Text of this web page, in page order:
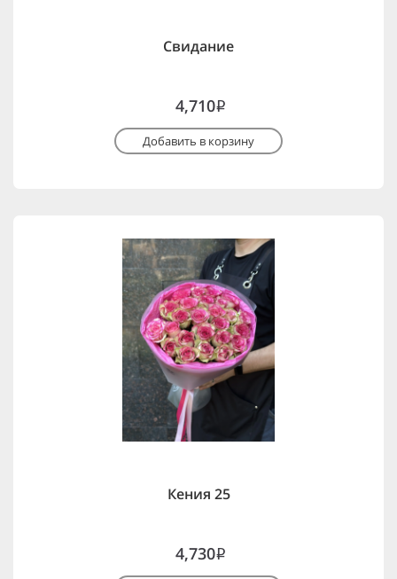
Свидание
4,710i
Добавить в корзину
Кения 25
4,730i